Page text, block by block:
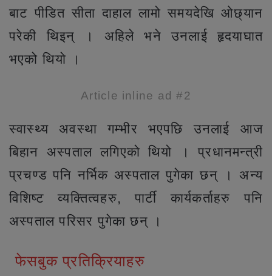
बाट पीडित सीता दाहाल लामो समयदेखि ओछ्यान
परेकी थिइन् । अहिले भने उनलाई हृदयाघात
भएको थियो ।
Article inline ad #2
स्वास्थ्य अवस्था गम्भीर भएपछि उनलाई आज
बिहान अस्पताल लगिएको थियो । प्रधानमन्त्री
प्रचण्ड पनि नर्भिक अस्पताल पुगेका छन् । अन्य
विशिष्ट व्यक्तित्वहरु, पार्टी कार्यकर्ताहरु पनि
अस्पताल परिसर पुगेका छन् ।
फेसबुक प्रतिक्रियाहरु